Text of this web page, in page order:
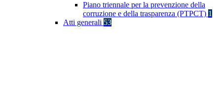
Piano triennale per la prevenzione della
corruzione e della trasparenza (PTPCT) 1
Atti generali 53